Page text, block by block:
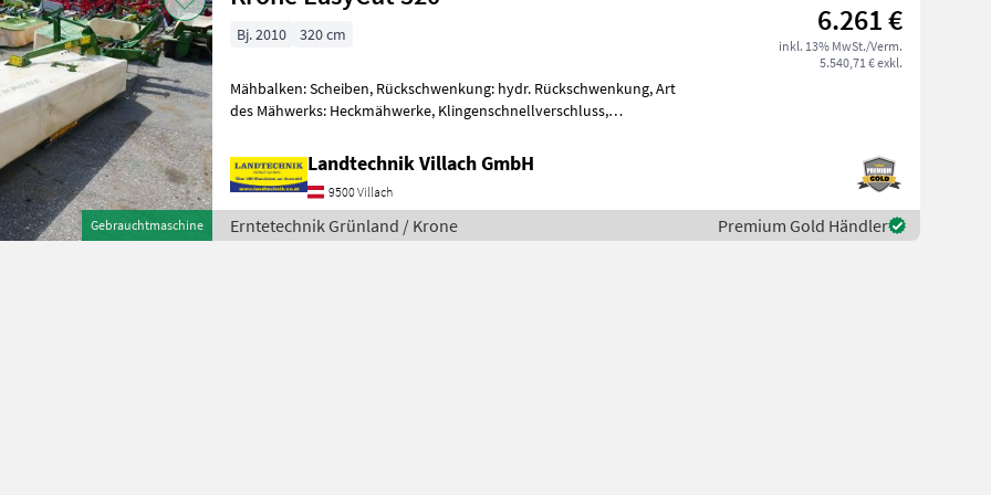
Gebrauchtmaschine
6.261 €
inkl. 13% MwSt./Verm.
5.540,71 € exkl.
Bj. 2010 320 cm
Mähbalken: Scheiben, Rückschwenkung: hydr. Rückschwenkung, Art
des Mähwerks: Heckmähwerke, Klingenschnellverschluss,
Landtechnik Villach GmbH
9500 Villach
Erntetechnik Grünland / Krone Premium Gold Händler